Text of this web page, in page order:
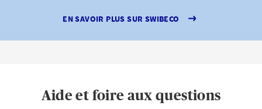
EN SAVOIR PLUS SUR SWIBECO
Aide et foire aux questions